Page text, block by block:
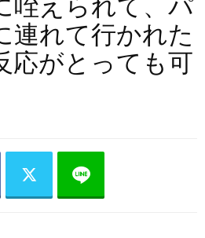
咥えられて、パ
連れて行かれた
応がとっても可